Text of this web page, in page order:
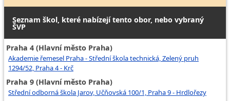
Seznam škol, které nabízejí tento obor, nebo vybraný
ŠVP
Praha 4 (Hlavní město Praha)
Akademie řemesel Praha - Střední škola technická, Zelený pruh
1294/52, Praha 4 - Krč
Praha 9 (Hlavní město Praha)
Střední odborná škola Jarov, Učňovská 100/1, Praha 9 - Hrdlořezy